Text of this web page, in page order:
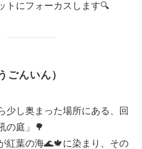
トにフォーカスします🔍
ごんいん）
少し奥まった場所にある、回
の庭」🌳
紅葉の海🌊🍁に染まり、その